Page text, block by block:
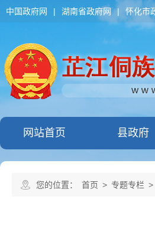
中国政府网 | 湖南省政府网 | 怀化市
网站首页 县政府
您的位置： 首页 > 专题专栏 >